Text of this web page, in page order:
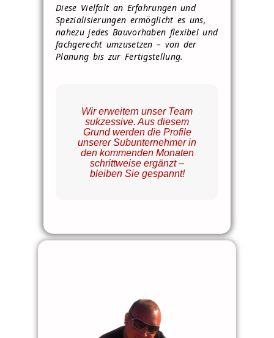
Diese Vielfalt an Erfahrungen und
Spezialisierungen ermöglicht es uns,
nahezu jedes Bauvorhaben flexibel und
fachgerecht umzusetzen – von der
Planung bis zur Fertigstellung.
Wir erweitern unser Team
sukzessive. Aus diesem
Grund werden die Profile
unserer Subunternehmer in
den kommenden Monaten
schrittweise ergänzt –
bleiben Sie gespannt!